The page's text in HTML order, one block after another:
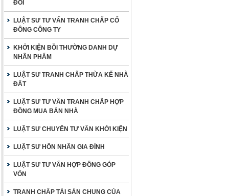
ĐÒI
LUẬT SƯ TƯ VẤN TRANH CHẤP CỔ
ĐÔNG CÔNG TY
KHỞI KIỆN BỒI THƯỜNG DANH DỰ
NHÂN PHẨM
LUẬT SƯ TRANH CHẤP THỪA KẾ NHÀ
ĐẤT
LUẬT SƯ TƯ VẤN TRANH CHẤP HỢP
ĐỒNG MUA BÁN NHÀ
LUẬT SƯ CHUYÊN TƯ VẤN KHỞI KIỆN
LUẬT SƯ HÔN NHÂN GIA ĐÌNH
LUẬT SƯ TƯ VẤN HỢP ĐỒNG GÓP
VỐN
TRANH CHẤP TÀI SẢN CHUNG CỦA